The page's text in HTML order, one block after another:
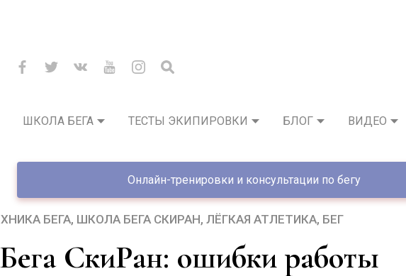
ШКОЛА БЕГА ТЕСТЫ ЭКИПИРОВКИ БЛОГ ВИДЕО
Онлайн-тренировки и консультации по бегу
БЕГА ШКОЛА БЕГА СКИРАН ЛЁГКАЯ АТЛЕТИКА БЕГ